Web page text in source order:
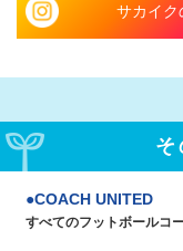
サカイク
COACH UNITED
すべてのフットボールコ